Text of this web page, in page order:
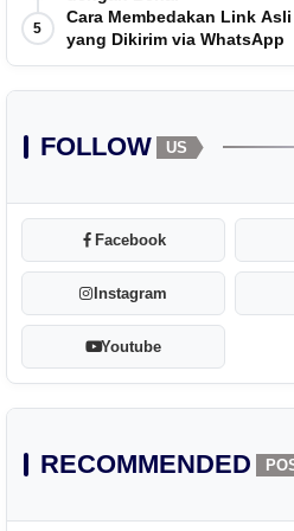
5
Cara Membedakan Link
yang Dikirim via WhatsApp
FOLLOW US
Facebook
Instagram
Youtube
RECOMMENDED